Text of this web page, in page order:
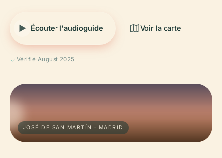
Écouter l'audioguide Voir la carte
Vérifié August 2025
JOSÉ DE SAN MARTÍN · MADRID